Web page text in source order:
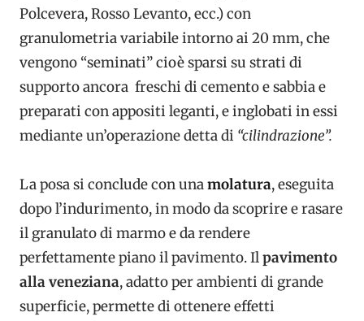
Polcevera, Rosso Levanto, ecc.) con
granulometria variabile intorno ai 20 mm, che
vengono “seminati” cioè sparsi su strati di
supporto ancora freschi di cemento e sabbia e
preparati con appositi leganti, e inglobati in essi
mediante un’operazione detta di “cilindrazione”.
La posa si conclude con unamolatura, eseguita
dopo l’indurimento, in modo da scoprire e rasare
il granulato di marmo e da rendere
perfettamente piano il pavimento. Ilpavimento
alla veneziana, adatto per ambienti di grande
superficie, permette di ottenere effetti